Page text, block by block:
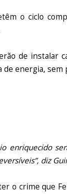
o ciclo
de instalar
energia, sem
enriquecido
diz
o crime que